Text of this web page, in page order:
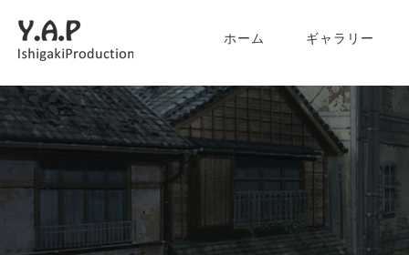
ホーム ギャラリー